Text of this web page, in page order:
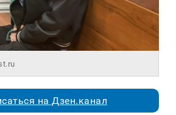
на Дзен.канал